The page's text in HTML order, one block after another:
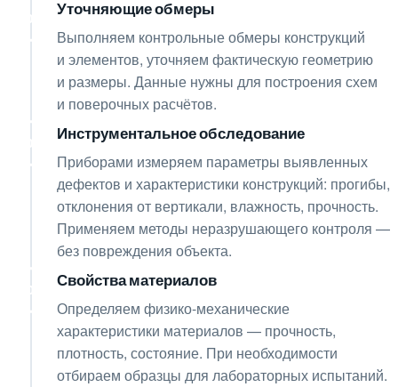
03
Уточняющие обмеры
Выполняем контрольные обмеры конструкций
и элементов, уточняем фактическую геометрию
и размеры. Данные нужны для построения схем
и поверочных расчётов.
04
Инструментальное обследование
Приборами измеряем параметры выявленных
дефектов и характеристики конструкций: прогибы,
отклонения от вертикали, влажность, прочность.
Применяем методы неразрушающего контроля —
без повреждения объекта.
05
Свойства материалов
Определяем физико-механические
характеристики материалов — прочность,
плотность, состояние. При необходимости
отбираем образцы для лабораторных испытаний.